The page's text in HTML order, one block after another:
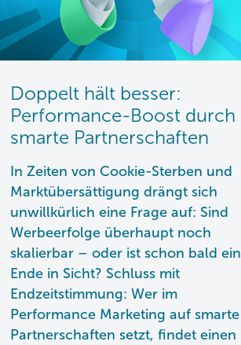
Doppelt hält besser:
Performance-Boost durch
smarte Partnerschaften
In Zeiten von Cookie-Sterben und
Marktübersättigung drängt sich
unwillkürlich eine Frage auf: Sind
Werbeerfolge überhaupt noch
skalierbar – oder ist schon bald ein
Ende in Sicht? Schluss mit
Endzeitstimmung: Wer im
Performance Marketing auf smarte
Partnerschaften setzt, findet einen